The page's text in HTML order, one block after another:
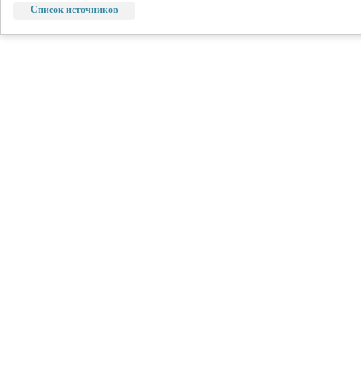
Список источников